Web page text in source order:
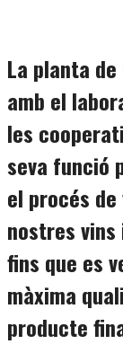
La planta
amb el
les
seva funció
el procés
nostres
fins que es
màxima
producte